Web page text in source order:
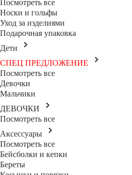
Посмотреть все
Носки и гольфы
Уход за изделиями
Подарочная упаковка
Дети
СПЕЦ ПРЕДЛОЖЕНИЕ
Посмотреть все
Девочки
Мальчики
ДЕВОЧКИ
Посмотреть все
Аксессуары
Посмотреть все
Бейсболки и кепки
Береты